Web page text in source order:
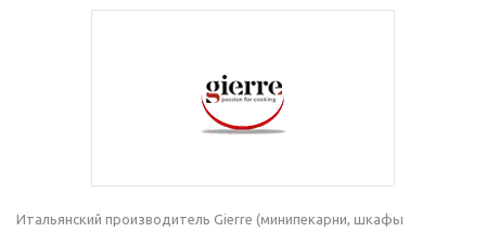
Итальянский производитель Gierre (минипекарни, шкафы